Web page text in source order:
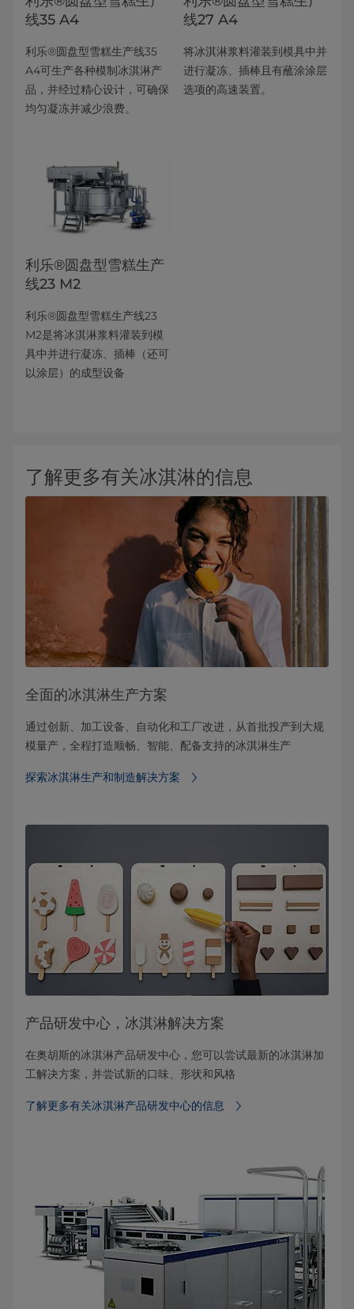
线35 A4
利乐®圆盘型雪糕生产线35
A4可生产各种模制冰淇淋产
品，并经过精心设计，可确保
均匀凝冻并减少浪费。
线27 A4
将冰淇淋浆料灌装到模具中并
进行凝冻、插棒且有蘸涂涂层
选项的高速装置。
利乐®圆盘型雪糕生产
线23 M2
利乐®圆盘型雪糕生产线23
M2是将冰淇淋浆料灌装到模
具中并进行凝冻、插棒（还可
以涂层）的成型设备
了解更多有关冰淇淋的信息
全面的冰淇淋生产方案
通过创新、加工设备、自动化和工厂改进，从首批投产到大规
模量产，全程打造顺畅、智能、配备支持的冰淇淋生产
探索冰淇淋生产和制造解决方案
产品研发中心，冰淇淋解决方案
在奥胡斯的冰淇淋产品研发中心，您可以尝试最新的冰淇淋加
工解决方案，并尝试新的口味、形状和风格
了解更多有关冰淇淋产品研发中心的信息